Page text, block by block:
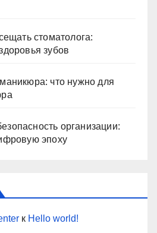
стоматолога:
зубов
что нужно для
организации:
эпоху
к Hello world!